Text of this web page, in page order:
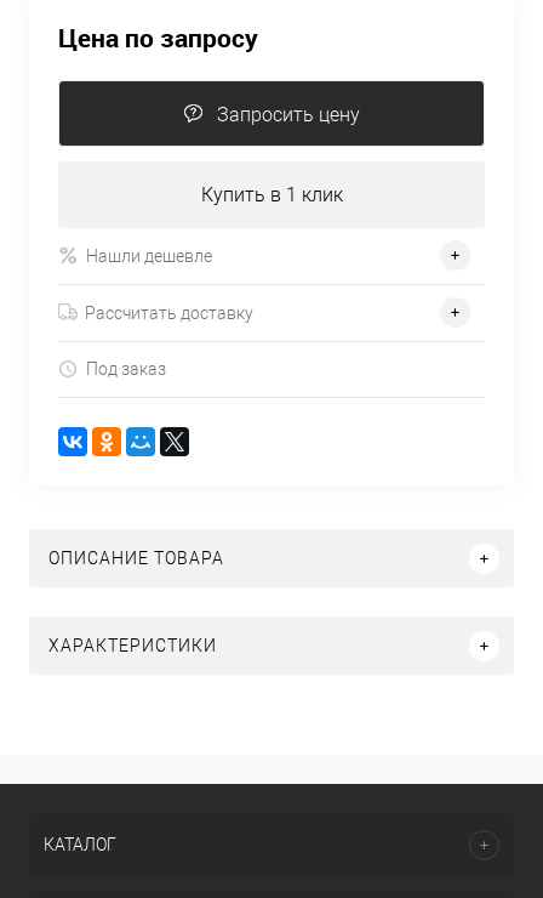
Цена по запросу
Запросить цену
Купить в 1 клик
Нашли дешевле
Рассчитать доставку
Под заказ
ОПИСАНИЕ ТОВАРА
ХАРАКТЕРИСТИКИ
КАТАЛОГ